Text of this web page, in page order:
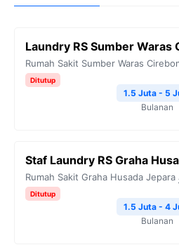
Laundry RS Sumber Waras
Rumah Sakit Sumber Waras
Ditutup
1.5 Juta - 5
Bulanan
Staf Laundry RS Graha
Rumah Sakit Graha Husada Jepara
Ditutup
1.5 Juta - 4
Bulanan